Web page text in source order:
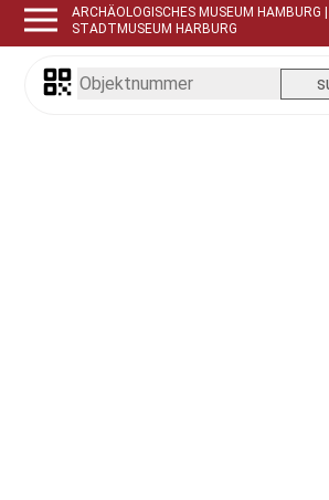
ARCHÄOLOGISCHES MUSEUM HAMBURG |
STADTMUSEUM HARBURG